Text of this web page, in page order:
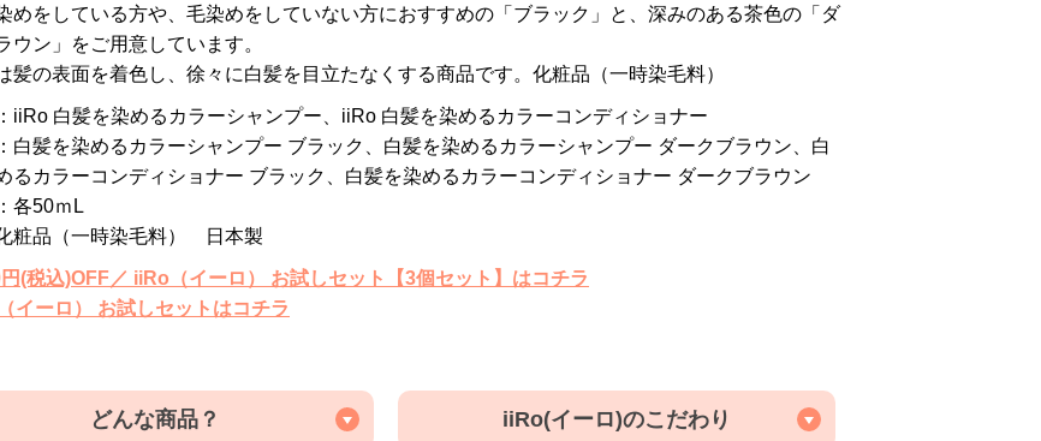
めをしている方や、毛染めをしていない方におすすめの「ブラック」と、深みのある茶色の「ダ
ウン」をご用意しています。
髪の表面を着色し、徐々に白髪を目立たなくする商品です。化粧品（一時染毛料）
iiRo 白髪を染めるカラーシャンプー、iiRo 白髪を染めるカラーコンディショナー
白髪を染めるカラーシャンプー ブラック、白髪を染めるカラーシャンプー ダークブラウン、白
るカラーコンディショナー ブラック、白髪を染めるカラーコンディショナー ダークブラウン
各50ｍL
粧品（一時染毛料） 日本製
円(税込)OFF／ iiRo（イーロ） お試しセット【3個セット】はコチラ
イーロ） お試しセットはコチラ
どんな商品？ iiRo(イーロ)のこだわり